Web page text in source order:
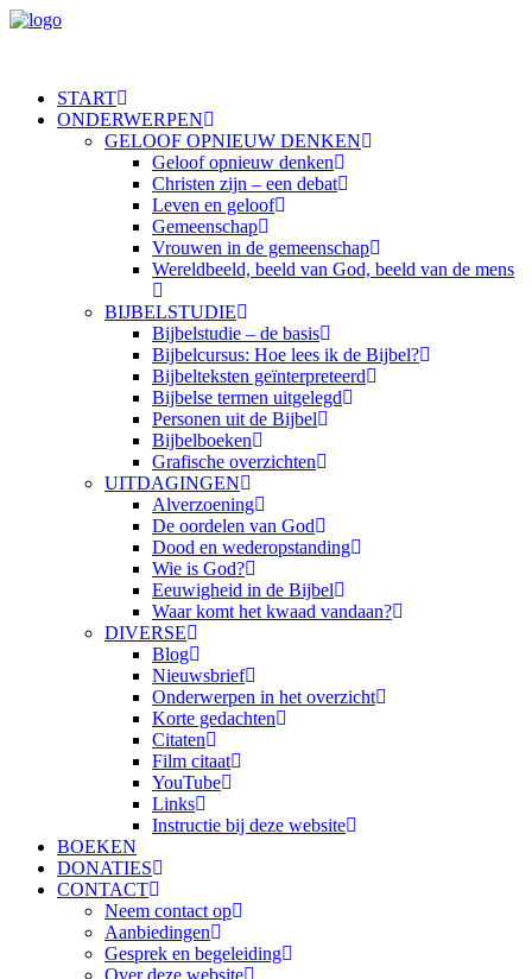
START
ONDERWERPEN
GELOOF OPNIEUW DENKEN
Geloof opnieuw denken
Christen zijn – een debat
Leven en geloof
Gemeenschap
Vrouwen in de gemeenschap
Wereldbeeld, beeld van God, beeld van de mens
BIJBELSTUDIE
Bijbelstudie – de basis
Bijbelcursus: Hoe lees ik de Bijbel?
Bijbelteksten geïnterpreteerd
Bijbelse termen uitgelegd
Personen uit de Bijbel
Bijbelboeken
Grafische overzichten
UITDAGINGEN
Alverzoening
De oordelen van God
Dood en wederopstanding
Wie is God?
Eeuwigheid in de Bijbel
Waar komt het kwaad vandaan?
DIVERSE
Blog
Nieuwsbrief
Onderwerpen in het overzicht
Korte gedachten
Citaten
Film citaat
YouTube
Links
Instructie bij deze website
BOEKEN
DONATIES
CONTACT
Neem contact op
Aanbiedingen
Gesprek en begeleiding
Over deze website